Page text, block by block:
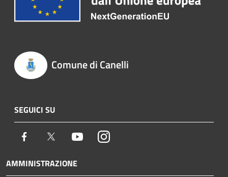
Comune di Canelli
SEGUICI SU
Facebook Twitter YoutubeInstagram
AMMINISTRAZIONE